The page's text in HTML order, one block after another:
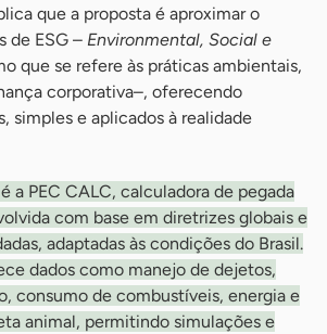
que a proposta é aproximar o
de ESG – Environmental, Social e
que se refere às práticas ambientais,
corporativa–, oferecendo
simples e aplicados à realidade
a PEC CALC, calculadora de pegada
com base em diretrizes globais e
adaptadas às condições do Brasil.
dados como manejo de dejetos,
consumo de combustíveis, energia e
animal, permitindo simulações e